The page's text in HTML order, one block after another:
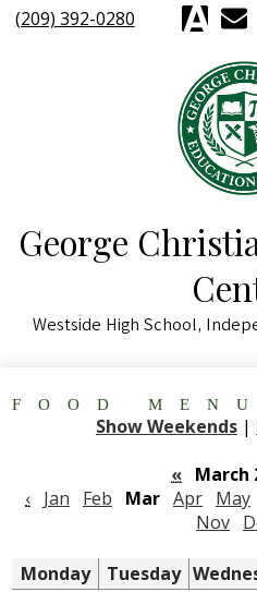
to
George
Westside High School,
About Us
Parents & Students
Staff
Schools & Programs
District Home
(209) 392-0280
Mail
FOOD MENU
Show Weekends |
« March
‹ Jan Feb Mar Apr May
Nov
Monday Tuesday